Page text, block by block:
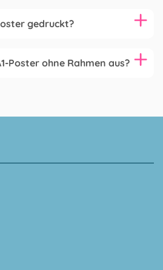
gedruckt?
Poster ohne Rahmen aus?